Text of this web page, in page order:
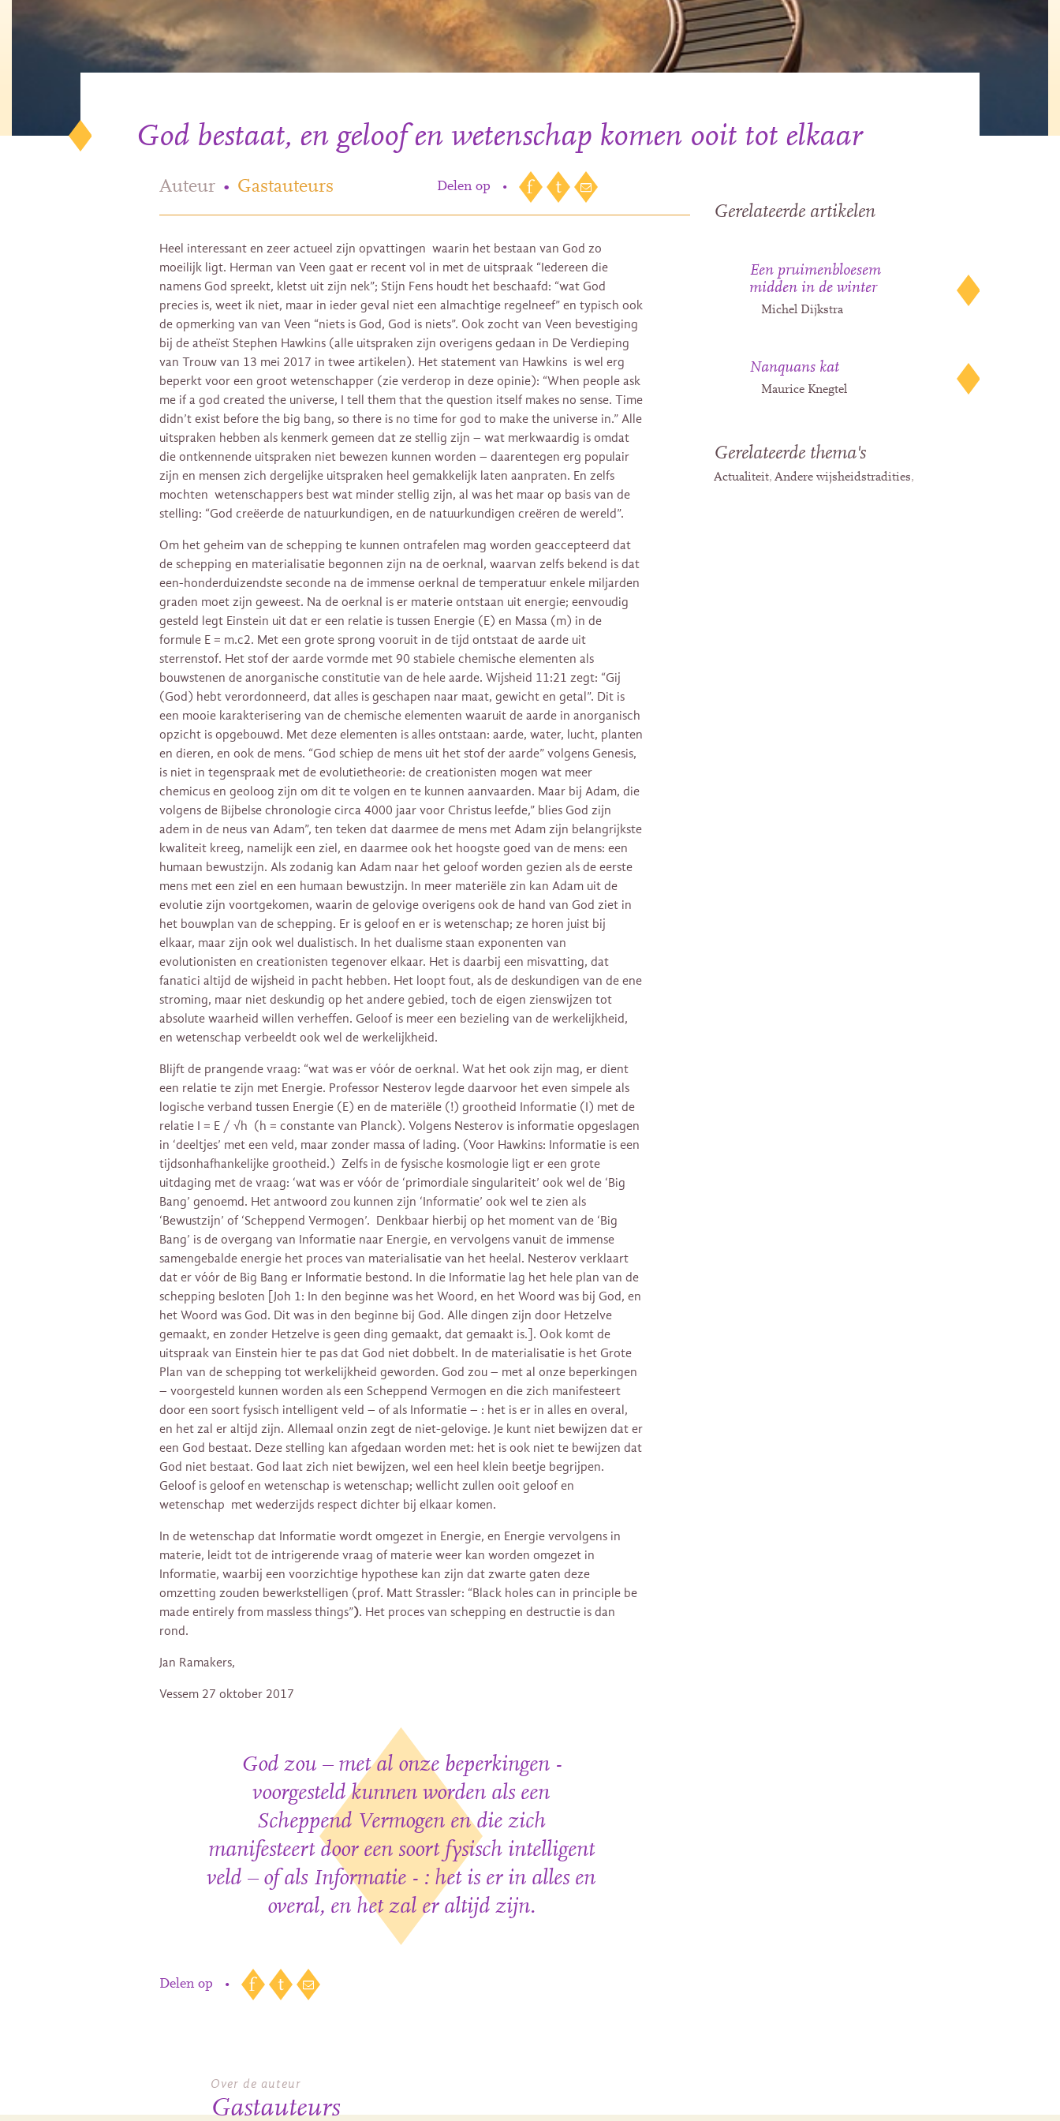
God bestaat, en geloof en wetenschap komen ooit tot elkaar
Auteur • Gastauteurs Delen op •
Heel interessant en zeer actueel zijn opvattingen waarin het bestaan van God zo
moeilijk ligt. Herman van Veen gaat er recent vol in met de uitspraak “Iedereen die
namens God spreekt, kletst uit zijn nek”; Stijn Fens houdt het beschaafd: “wat God
precies is, weet ik niet, maar in ieder geval niet een almachtige regelneef” en typisch ook
de opmerking van van Veen “niets is God, God is niets”. Ook zocht van Veen bevestiging
bij de atheïst Stephen Hawkins (alle uitspraken zijn overigens gedaan in De Verdieping
van Trouw van 13 mei 2017 in twee artikelen). Het statement van Hawkins is wel erg
beperkt voor een groot wetenschapper (zie verderop in deze opinie): “When people ask
me if a god created the universe, I tell them that the question itself makes no sense. Time
didn’t exist before the big bang, so there is no time for god to make the universe in.” Alle
uitspraken hebben als kenmerk gemeen dat ze stellig zijn – wat merkwaardig is omdat
die ontkennende uitspraken niet bewezen kunnen worden – daarentegen erg populair
zijn en mensen zich dergelijke uitspraken heel gemakkelijk laten aanpraten. En zelfs
mochten wetenschappers best wat minder stellig zijn, al was het maar op basis van de
stelling: “God creëerde de natuurkundigen, en de natuurkundigen creëren de wereld”.
Om het geheim van de schepping te kunnen ontrafelen mag worden geaccepteerd dat
de schepping en materialisatie begonnen zijn na de oerknal, waarvan zelfs bekend is dat
een-honderduizendste seconde na de immense oerknal de temperatuur enkele miljarden
graden moet zijn geweest. Na de oerknal is er materie ontstaan uit energie; eenvoudig
gesteld legt Einstein uit dat er een relatie is tussen Energie (E) en Massa (m) in de
formule E = m.c2. Met een grote sprong vooruit in de tijd ontstaat de aarde uit
sterrenstof. Het stof der aarde vormde met 90 stabiele chemische elementen als
bouwstenen de anorganische constitutie van de hele aarde. Wijsheid 11:21 zegt: “Gij
(God) hebt verordonneerd, dat alles is geschapen naar maat, gewicht en getal”. Dit is
een mooie karakterisering van de chemische elementen waaruit de aarde in anorganisch
opzicht is opgebouwd. Met deze elementen is alles ontstaan: aarde, water, lucht, planten
en dieren, en ook de mens. “God schiep de mens uit het stof der aarde” volgens Genesis,
is niet in tegenspraak met de evolutietheorie: de creationisten mogen wat meer
chemicus en geoloog zijn om dit te volgen en te kunnen aanvaarden. Maar bij Adam, die
volgens de Bijbelse chronologie circa 4000 jaar voor Christus leefde,” blies God zijn
adem in de neus van Adam”, ten teken dat daarmee de mens met Adam zijn belangrijkste
kwaliteit kreeg, namelijk een ziel, en daarmee ook het hoogste goed van de mens: een
humaan bewustzijn. Als zodanig kan Adam naar het geloof worden gezien als de eerste
mens met een ziel en een humaan bewustzijn. In meer materiële zin kan Adam uit de
evolutie zijn voortgekomen, waarin de gelovige overigens ook de hand van God ziet in
het bouwplan van de schepping. Er is geloof en er is wetenschap; ze horen juist bij
elkaar, maar zijn ook wel dualistisch. In het dualisme staan exponenten van
evolutionisten en creationisten tegenover elkaar. Het is daarbij een misvatting, dat
fanatici altijd de wijsheid in pacht hebben. Het loopt fout, als de deskundigen van de ene
stroming, maar niet deskundig op het andere gebied, toch de eigen zienswijzen tot
absolute waarheid willen verheffen. Geloof is meer een bezieling van de werkelijkheid,
en wetenschap verbeeldt ook wel de werkelijkheid.
Blijft de prangende vraag: “wat was er vóór de oerknal. Wat het ook zijn mag, er dient
een relatie te zijn met Energie. Professor Nesterov legde daarvoor het even simpele als
logische verband tussen Energie (E) en de materiële (!) grootheid Informatie (I) met de
relatie I = E / √h (h = constante van Planck). Volgens Nesterov is informatie opgeslagen
in ‘deeltjes’ met een veld, maar zonder massa of lading. (Voor Hawkins: Informatie is een
tijdsonhafhankelijke grootheid.) Zelfs in de fysische kosmologie ligt er een grote
uitdaging met de vraag: ‘wat was er vóór de ‘primordiale singulariteit’ ook wel de ‘Big
Bang’ genoemd. Het antwoord zou kunnen zijn ‘Informatie’ ook wel te zien als
‘Bewustzijn’ of ‘Scheppend Vermogen’. Denkbaar hierbij op het moment van de ‘Big
Bang’ is de overgang van Informatie naar Energie, en vervolgens vanuit de immense
samengebalde energie het proces van materialisatie van het heelal. Nesterov verklaart
dat er vóór de Big Bang er Informatie bestond. In die Informatie lag het hele plan van de
schepping besloten [Joh 1: In den beginne was het Woord, en het Woord was bij God, en
het Woord was God. Dit was in den beginne bij God. Alle dingen zijn door Hetzelve
gemaakt, en zonder Hetzelve is geen ding gemaakt, dat gemaakt is.]. Ook komt de
uitspraak van Einstein hier te pas dat God niet dobbelt. In de materialisatie is het Grote
Plan van de schepping tot werkelijkheid geworden. God zou – met al onze beperkingen
– voorgesteld kunnen worden als een Scheppend Vermogen en die zich manifesteert
door een soort fysisch intelligent veld – of als Informatie – : het is er in alles en overal,
en het zal er altijd zijn. Allemaal onzin zegt de niet-gelovige. Je kunt niet bewijzen dat er
een God bestaat. Deze stelling kan afgedaan worden met: het is ook niet te bewijzen dat
God niet bestaat. God laat zich niet bewijzen, wel een heel klein beetje begrijpen.
Geloof is geloof en wetenschap is wetenschap; wellicht zullen ooit geloof en
wetenschap met wederzijds respect dichter bij elkaar komen.
In de wetenschap dat Informatie wordt omgezet in Energie, en Energie vervolgens in
materie, leidt tot de intrigerende vraag of materie weer kan worden omgezet in
Informatie, waarbij een voorzichtige hypothese kan zijn dat zwarte gaten deze
omzetting zouden bewerkstelligen (prof. Matt Strassler: “Black holes can in principle be
made entirely from massless things”). Het proces van schepping en destructie is dan
rond.
Jan Ramakers,
Vessem 27 oktober 2017
God zou – met al onze beperkingen -
voorgesteld kunnen worden als een
Scheppend Vermogen en die zich
manifesteert door een soort fysisch intelligent
veld – of als Informatie - : het is er in alles en
overal, en het zal er altijd zijn.
Delen op •
Gerelateerde artikelen
Een pruimenbloesem
midden in de winter
Michel Dijkstra
Nanquans kat
Maurice Knegtel
Gerelateerde thema's
Actualiteit Andere wijsheidstradities
Over de auteur
Gastauteurs